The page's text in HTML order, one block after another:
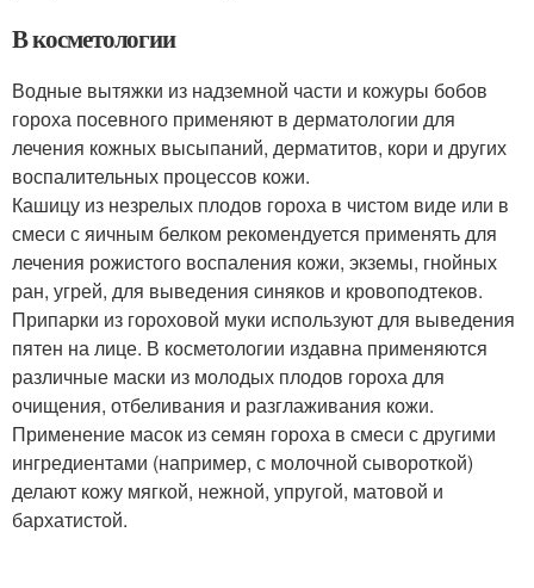
В косметологии
Водные вытяжки из надземной части и кожуры бобов
гороха посевного применяют в дерматологии для
лечения кожных высыпаний, дерматитов, кори и других
воспалительных процессов кожи.
Кашицу из незрелых плодов гороха в чистом виде или в
смеси с яичным белком рекомендуется применять для
лечения рожистого воспаления кожи, экземы, гнойных
ран, угрей, для выведения синяков и кровоподтеков.
Припарки из гороховой муки используют для выведения
пятен на лице. В косметологии издавна применяются
различные маски из молодых плодов гороха для
очищения, отбеливания и разглаживания кожи.
Применение масок из семян гороха в смеси с другими
ингредиентами (например, с молочной сывороткой)
делают кожу мягкой, нежной, упругой, матовой и
бархатистой.